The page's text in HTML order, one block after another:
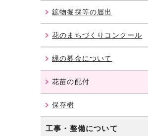
鉱物掘採等の届出
花のまちづくりコンクール
緑の募金について
花苗の配付
保存樹
工事・整備について